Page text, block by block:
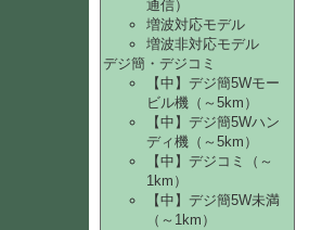
通信）
増波対応モデル
増波非対応モデル
デジ簡・デジコミ
【中】デジ簡5Wモー
ビル機（～5km）
【中】デジ簡5Wハン
ディ機（～5km）
【中】デジコミ（～
1km）
【中】デジ簡5W未満
（～1km）